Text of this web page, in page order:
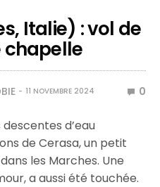
Italie) : vol de
chapelle
11 NOVEMBRE 2024 0
d’eau
de Cerasa, un petit
les Marches. Une
a aussi été touchée.